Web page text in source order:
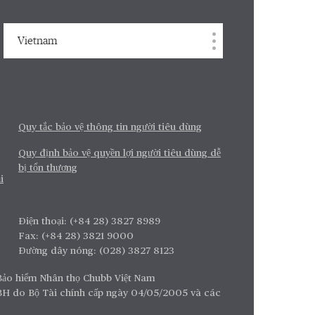
Vietnam
Quy tắc bảo vệ thông tin người tiêu dùng
Quy định bảo vệ quyền lợi người tiêu dùng dễ
bị tổn thương
Điện thoại: (+84 28) 3827 8989
Fax: (+84 28) 3821 9000
Đường dây nóng: (028) 3827 8123
hiểm Nhân thọ Chubb Việt Nam
do Bộ Tài chính cấp ngày 04/05/2005 và các